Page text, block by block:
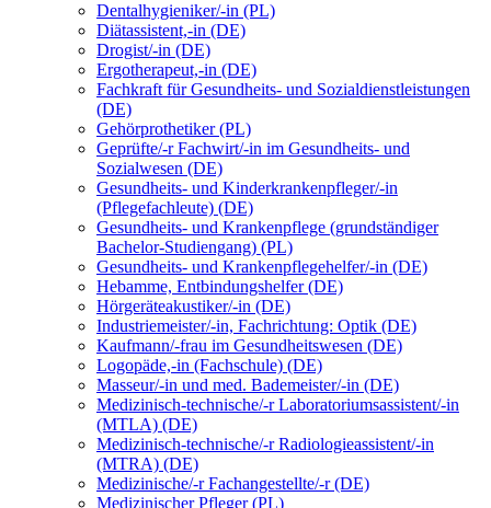
Dentalhygieniker/-in (PL)
Diätassistent,-in (DE)
Drogist/-in (DE)
Ergotherapeut,-in (DE)
Fachkraft für Gesundheits- und Sozialdienstleistungen
(DE)
Gehörprothetiker (PL)
Geprüfte/-r Fachwirt/-in im Gesundheits- und
Sozialwesen (DE)
Gesundheits- und Kinderkrankenpfleger/-in
(Pflegefachleute) (DE)
Gesundheits- und Krankenpflege (grundständiger
Bachelor-Studiengang) (PL)
Gesundheits- und Krankenpflegehelfer/-in (DE)
Hebamme, Entbindungshelfer (DE)
Hörgeräteakustiker/-in (DE)
Industriemeister/-in, Fachrichtung: Optik (DE)
Kaufmann/-frau im Gesundheitswesen (DE)
Logopäde,-in (Fachschule) (DE)
Masseur/-in und med. Bademeister/-in (DE)
Medizinisch-technische/-r Laboratoriumsassistent/-in
(MTLA) (DE)
Medizinisch-technische/-r Radiologieassistent/-in
(MTRA) (DE)
Medizinische/-r Fachangestellte/-r (DE)
Medizinischer Pfleger (PL)